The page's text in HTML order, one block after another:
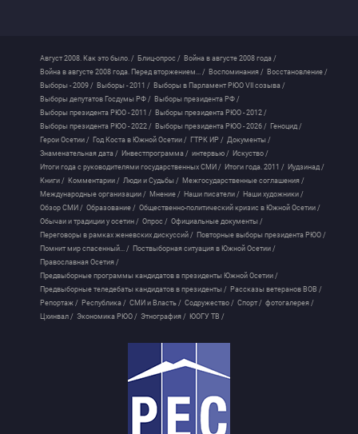
Август 2008. Как это было. / Блиц-опрос / Война в августе 2008 года /
Война в августе 2008 года. Перед вторжением... / Воспоминания / Восстановление /
Выборы - 2009 / Выборы - 2011 / Выборы в Парламент РЮО VII созыва /
Выборы депутатов Госдумы РФ / Выборы президента РФ /
Выборы президента РЮО - 2011 / Выборы президента РЮО - 2012 /
Выборы президента РЮО - 2022 / Выборы президента РЮО - 2026 / Геноцид /
Герои Осетии / Год Коста в Южной Осетии / ГТРК ИР / Документы /
Знаменательная дата / Инвестпрограмма / интервью / Искуство /
Итоги года с руководителями государственных СМИ / Итоги года. 2011 / Иудзинад /
Книги / Комментарии / Люди и Судьбы / Межгосударственные соглашения /
Международные организации / Мнение / Наши писатели / Наши художники /
Обзор СМИ / Образование / Общественно-политический кризис в Южной Осетии /
Обычаи и традиции у осетин / Опрос / Официальные документы /
Переговоры в рамках женевских дискуссий / Повторные выборы президента РЮО /
Помнит мир спасенный... / Поствыборная ситуация в Южной Осетии /
Православная Осетия /
Предвыборные программы кандидатов в президенты Южной Осетии /
Предвыборные теледебаты кандидатов в президенты / Рассказы ветеранов ВОВ /
Репортаж / Республика / СМИ и Власть / Содружество / Спорт / фотогалерея /
Цхинвал / Экономика РЮО / Этнография / ЮОГУ ТВ /